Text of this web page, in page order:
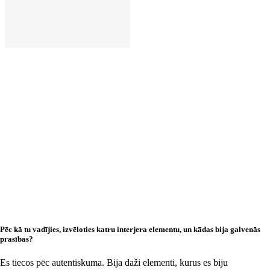
Pēc kā tu vadījies, izvēloties katru interjera elementu, un kādas bija galvenās
prasības?
Es tiecos pēc autentiskuma. Bija daži elementi, kurus es biju